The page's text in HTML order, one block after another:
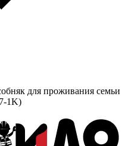
для проживания семьи
1K)